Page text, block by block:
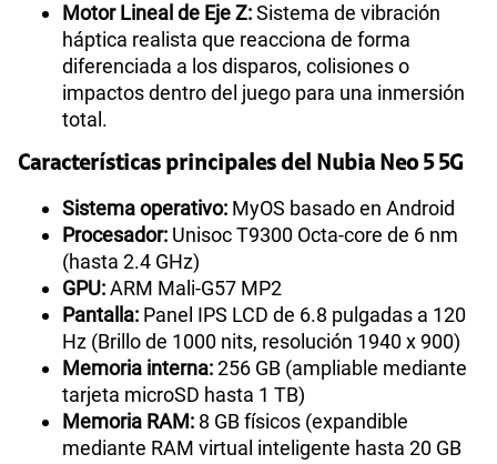
Motor Lineal de Eje Z:Sistema de vibración
háptica realista que reacciona de forma
diferenciada a los disparos, colisiones o
impactos dentro del juego para una inmersión
total.
Características principales del Nubia Neo 5 5G
Sistema operativo: MyOS basado en Android
Procesador: Unisoc T9300 Octa-core de 6 nm
(hasta 2.4 GHz)
GPU:ARM Mali-G57 MP2
Pantalla: Panel IPS LCD de 6.8 pulgadas a 120
Hz (Brillo de 1000 nits, resolución 1940 x 900)
Memoria interna:256 GB (ampliable mediante
tarjeta microSD hasta 1 TB)
Memoria RAM: 8 GB físicos (expandible
mediante RAM virtual inteligente hasta 20 GB